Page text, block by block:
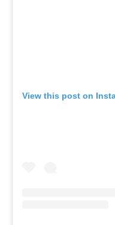
View this post on